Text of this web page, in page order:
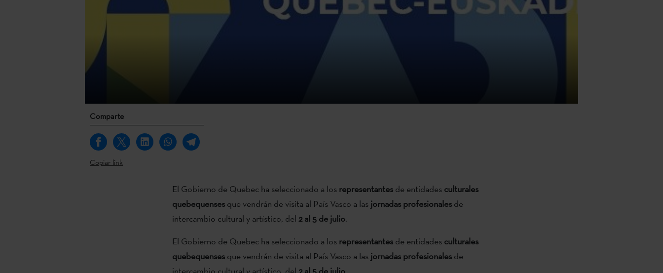
Comparte
Copiar link
El Gobierno de Quebec ha seleccionado a los representantesde entidades culturales
quebequensesque vendrán de visita al País Vasco a las jornadas profesionalesde
intercambio cultural y artístico, del 2 al 5 de julio.
El Gobierno de Quebec ha seleccionado a los representantesde entidades culturales
quebequensesque vendrán de visita al País Vasco a las jornadas profesionalesde
intercambio cultural y artístico, del 2 al 5 de julio.